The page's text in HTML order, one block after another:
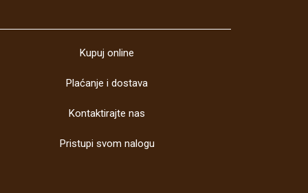
Kupuj online
Plaćanje i dostava
Kontaktirajte nas
Pristupi svom nalogu